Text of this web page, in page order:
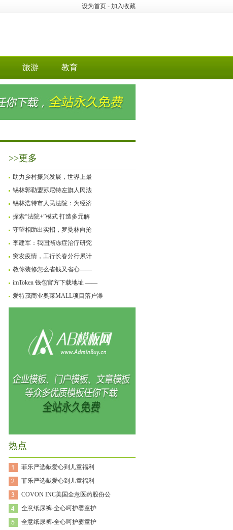
设为首页 - 加入收藏
旅游 教育
>>更多
助力乡村振兴发展，世界上最
锡林郭勒盟苏尼特左旗人民法
锡林浩特市人民法院：为经济
探索“法院+”模式 打造多元解
守望相助出实招，罗曼林向沧
李建军：我国渐冻症治疗研究
突发疫情，工行长春分行累计
教你装修怎么省钱又省心——
imToken 钱包官方下载地址 ——
爱特茂商业奥莱MALL项目落户潍
热点
菲乐严选献爱心到儿童福利
菲乐严选献爱心到儿童福利
COVON INC美国全意医药股份公
全意纸尿裤-全心呵护婴童护
全意纸尿裤-全心呵护婴童护